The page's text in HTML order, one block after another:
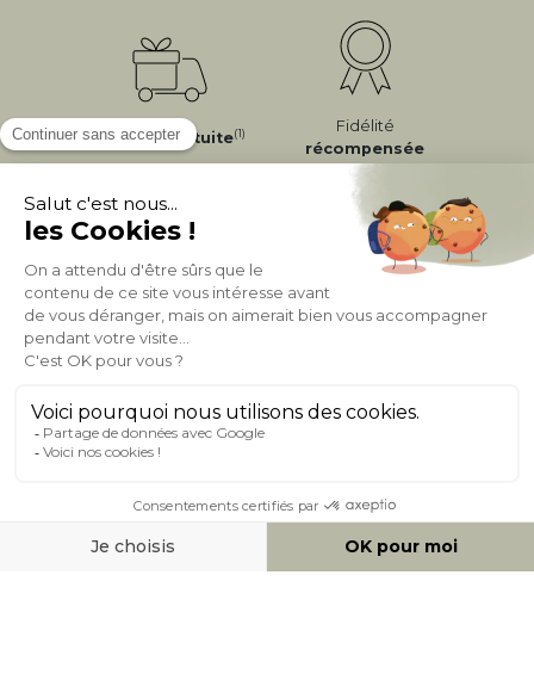
LivraisonGratuite(1)
Fidélité
récompensée
Expéditionen
24/72h
Appelez-nous Au
050 92 00 74